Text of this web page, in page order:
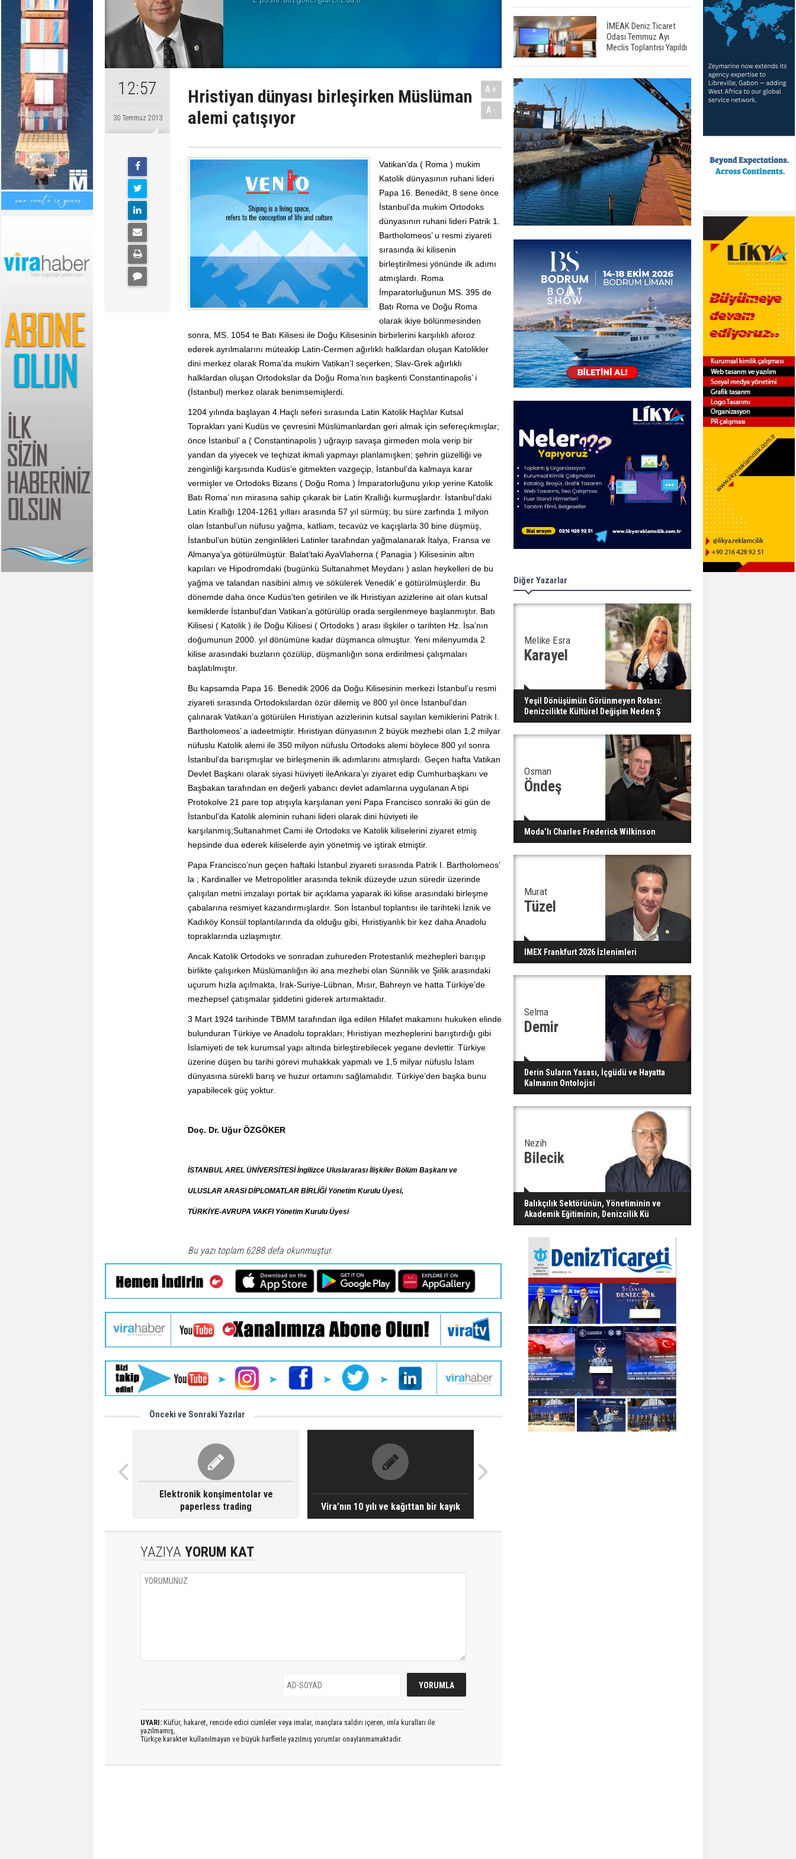
12:57
30 Temmuz 2013
Hristiyan dünyası birleşirken Müslüman
alemi çatışıyor
A+
A-
Vatikan’da ( Roma ) mukim
Katolik dünyasının ruhani lideri
Papa 16. Benedikt, 8 sene önce
İstanbul’da mukim Ortodoks
dünyasının ruhani lideri Patrik 1.
Bartholomeos’ u resmi ziyareti
sırasında iki kilisenin
birleştirilmesi yönünde ilk adımı
atmışlardı. Roma
İmparatorluğunun MS. 395 de
Batı Roma ve Doğu Roma
olarak ikiye bölünmesinden
sonra, MS. 1054 te Batı Kilisesi ile Doğu Kilisesinin birbirlerini karşılıklı aforoz
ederek ayrılmalarını müteakip Latin-Cermen ağırlıklı halklardan oluşan Katolikler
dini merkez olarak Roma’da mukim Vatikan’I seçerken; Slav-Grek ağırlıklı
halklardan oluşan Ortodokslar da Doğu Roma’nın başkenti Constantinapolis’ i
(İstanbul) merkez olarak benimsemişlerdi.
1204 yılında başlayan 4.Haçlı seferi sırasında Latin Katolik Haçlılar Kutsal
Toprakları yani Kudüs ve çevresini Müslümanlardan geri almak için sefereçıkmışlar;
önce İstanbul’ a ( Constantinapolis ) uğrayıp savaşa girmeden mola verip bir
yandan da yiyecek ve teçhizat ikmali yapmayı planlamışken; şehrin güzelliği ve
zenginliği karşısında Kudüs’e gitmekten vazgeçip, İstanbul’da kalmaya karar
vermişler ve Ortodoks Bizans ( Doğu Roma ) İmparatorluğunu yıkıp yerine Katolik
Batı Roma’ nın mirasına sahip çıkarak bir Latin Krallığı kurmuşlardır. İstanbul’daki
Latin Krallığı 1204-1261 yılları arasında 57 yıl sürmüş; bu süre zarfında 1 milyon
olan İstanbul’un nüfusu yağma, katliam, tecavüz ve kaçışlarla 30 bine düşmüş,
İstanbul’un bütün zenginlikleri Latinler tarafından yağmalanarak İtalya, Fransa ve
Almanya’ya götürülmüştür. Balat’taki AyaVlaherna ( Panagia ) Kilisesinin altın
kapıları ve Hipodromdaki (bugünkü Sultanahmet Meydanı ) aslan heykelleri de bu
yağma ve talandan nasibini almış ve sökülerek Venedik’ e götürülmüşlerdir. Bu
dönemde daha önce Kudüs’ten getirilen ve ilk Hıristiyan azizlerine ait olan kutsal
kemiklerde İstanbul’dan Vatikan’a götürülüp orada sergilenmeye başlanmıştır. Batı
Kilisesi ( Katolik ) ile Doğu Kilisesi ( Ortodoks ) arası ilişkiler o tarihten Hz. İsa’nın
doğumunun 2000. yıl dönümüne kadar düşmanca olmuştur. Yeni milenyumda 2
kilise arasındaki buzların çözülüp, düşmanlığın sona erdirilmesi çalışmaları
başlatılmıştır.
Bu kapsamda Papa 16. Benedik 2006 da Doğu Kilisesinin merkezi İstanbul’u resmi
ziyareti sırasında Ortodokslardan özür dilemiş ve 800 yıl önce İstanbul’dan
çalınarak Vatikan’a götürülen Hıristiyan azizlerinin kutsal sayılan kemiklerini Patrik I.
Bartholomeos’ a iadeetmiştir. Hıristiyan dünyasının 2 büyük mezhebi olan 1,2 milyar
nüfuslu Katolik alemi ile 350 milyon nüfuslu Ortodoks alemi böylece 800 yıl sonra
İstanbul’da barışmışlar ve birleşmenin ilk adımlarını atmışlardı. Geçen hafta Vatikan
Devlet Başkanı olarak siyasi hüviyeti ileAnkara’yı ziyaret edip Cumhurbaşkanı ve
Başbakan tarafından en değerli yabancı devlet adamlarına uygulanan A tipi
Protokolve 21 pare top atışıyla karşılanan yeni Papa Francisco sonraki iki gün de
İstanbul’da Katolik aleminin ruhani lideri olarak dini hüviyeti ile
karşılanmış;Sultanahmet Cami ile Ortodoks ve Katolik kiliselerini ziyaret etmiş
hepsinde dua ederek kiliselerde ayin yönetmiş ve iştirak etmiştir.
Papa Francisco’nun geçen haftaki İstanbul ziyareti sırasında Patrik I. Bartholomeos’
la ; Kardinaller ve Metropolitler arasında teknik düzeyde uzun süredir üzerinde
çalışılan metni imzalayı portak bir açıklama yaparak iki kilise arasındaki birleşme
çabalarına resmiyet kazandırmışlardır. Son İstanbul toplantısı ile tarihteki İznik ve
Kadıköy Konsül toplantılarında da olduğu gibi, Hıristiyanlık bir kez daha Anadolu
topraklarında uzlaşmıştır.
Ancak Katolik Ortodoks ve sonradan zuhureden Protestanlık mezhepleri barışıp
birlikte çalışırken Müslümanlığın iki ana mezhebi olan Sünnilik ve Şiilik arasındaki
uçurum hızla açılmakta, Irak-Suriye-Lübnan, Mısır, Bahreyn ve hatta Türkiye’de
mezhepsel çatışmalar şiddetini giderek artırmaktadır.
3 Mart 1924 tarihinde TBMM tarafından ilga edilen Hilafet makamını hukuken elinde
bulunduran Türkiye ve Anadolu toprakları; Hıristiyan mezheplerini barıştırdığı gibi
İslamiyeti de tek kurumsal yapı altında birleştirebilecek yegane devlettir. Türkiye
üzerine düşen bu tarihi görevi muhakkak yapmalı ve 1,5 milyar nüfuslu İslam
dünyasına sürekli barış ve huzur ortamını sağlamalıdır. Türkiye’den başka bunu
yapabilecek güç yoktur.
Doç. Dr. Uğur ÖZGÖKER
İSTANBUL AREL ÜNİVERSİTESİ İngilizce Uluslararası İlişkiler Bölüm Başkanı ve
ULUSLAR ARASI DİPLOMATLAR BİRLİĞİ Yönetim Kurulu Üyesi,
TÜRKİYE-AVRUPA VAKFI Yönetim Kurulu Üyesi
Bu yazı toplam 6288 defa okunmuştur.
Önceki ve Sonraki Yazılar
Elektronik konşimentolar ve
paperless trading
Vira’nın 10 yılı ve kağıttan bir kayık
YAZIYA YORUM KAT
UYARI: Küfür, hakaret, rencide edici cümleler veya imalar, inançlara saldırı içeren, imla kuralları ile
yazılmamış,
Türkçe karakter kullanılmayan ve büyük harflerle yazılmış yorumlar onaylanmamaktadır.
İMEAK Deniz Ticaret
Odası Temmuz Ayı
Meclis Toplantısı Yapıldı
Diğer Yazarlar
Melike Esra
Karayel
Yeşil Dönüşümün Görünmeyen Rotası:
Denizcilikte Kültürel Değişim Neden Ş
Osman
Öndeş
Moda’lı Charles Frederick Wilkinson
Murat
Tüzel
IMEX Frankfurt 2026 İzlenimleri
Selma
Demir
Derin Suların Yasası, İçgüdü ve Hayatta
Kalmanın Ontolojisi
Nezih
Bilecik
Balıkçılık Sektörünün, Yönetiminin ve
Akademik Eğitiminin, Denizcilik Kü